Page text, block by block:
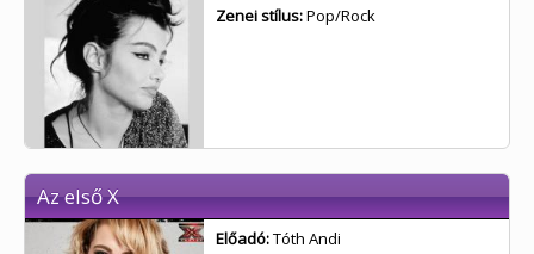
Zenei stílus:Pop/Rock
Az első X
Előadó:Tóth Andi